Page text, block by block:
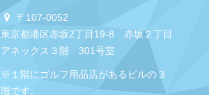
〒107-0052
東京都港区赤坂2丁目19-8 赤坂２丁目
アネックス３階 301号室
※１階にゴルフ用品店があるビルの３
階です。